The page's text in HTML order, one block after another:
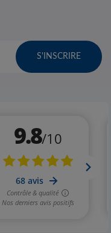
S'INSCRIRE